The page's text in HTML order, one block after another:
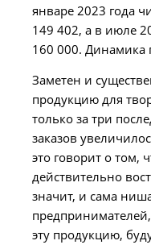
январе 2023 года
149 402, а в июле
160 000. Динамика
Заметен и
продукцию для
только за три
заказов
это говорит о том,
действительно
значит, и сама
эту продукцию,